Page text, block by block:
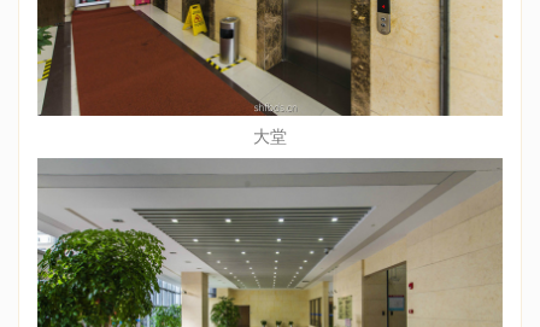
大堂